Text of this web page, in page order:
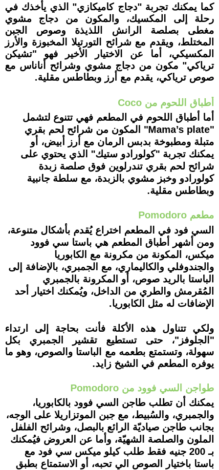
كما يمكنك تجربة "دجاج كاميكازي" الذي يأخذك في
رحلة إلى المكسيك، والمكون من دجاج مشوي
مغطى بصلصة الرانش اللذيذة وصوص الجبن
المختلط، ويقدم مع شرائح التورتيلا المخبوزة والأرز
المكسيكي، أما عن الاختيار الأخير فهو "تشيكن
ترياكي" مكون من دجاج مشوي وشرائح أناناس مع
صوص ترياكي، يقدم مع أرز وبطاطس مقلية.
أطباق اللحوم من Coco
أما أطباق اللحوم في المطعم فهي تتنوع لتشمل
"Mama’s plate" المكون من شرائح لحم بقري
متبلة ومطبوخة بدبس الرمان مع أرز أبيض، أو
يمكنك تجربة "كولورادو ستيك" الذي يحتوي على
شرائح لحم بقري تندرلوين فوق صلصة زبدة
كولورادو وخبز مشوي بالزبدة، مع سلطة جانبية
وبطاطس مقلية.
مطعم Pomodoro
السي فود في المطعم اختراع يُقدم بأشكال متنوعة،
ومن أشهر أطباق المطعم هي باستا سي فوود
ميكس، المكونة من مكرونة مع الكابوريا
والجندوفلي والكاليماري، مع الجمبري، بالإضافة إلى
الباستا بالريد صوص، أو المكرونة بالجمبري
المُقرمش والطري من الداخل، ويُمكنك اختيار أحد
الإضافات له مثل الكابوريا.
ولكي تتناول هذه الأكلة فأنت بحاجة إلى ارتداء
"الجلوفز"، حتى تستطيع تقشير الجمبري بكل
سهولة، وتستمتع بطعمه مع الباستا والصوص، وهو ما
يوفره المطعم في الشيخ زايد.
طواجن السي فوود من Pomodoro
يمكنك أن تطلب طاجن السي فوود بالكابوريا،
والجمبري، والسُبيط، مع جبن الموتزاريلا على الوجه،
بجانب طاجن صياديّة الرائع بالبصل، وشرائح الفلفل
الملون والصلصة الشهيّة، وأما عن العروض فيُمكنك
بـ 200 جنيه فقط طلب كيلو ميكس سي فود مع
باستا باختيار الصوص الي تحبه، أو الاستمتاع بطبق